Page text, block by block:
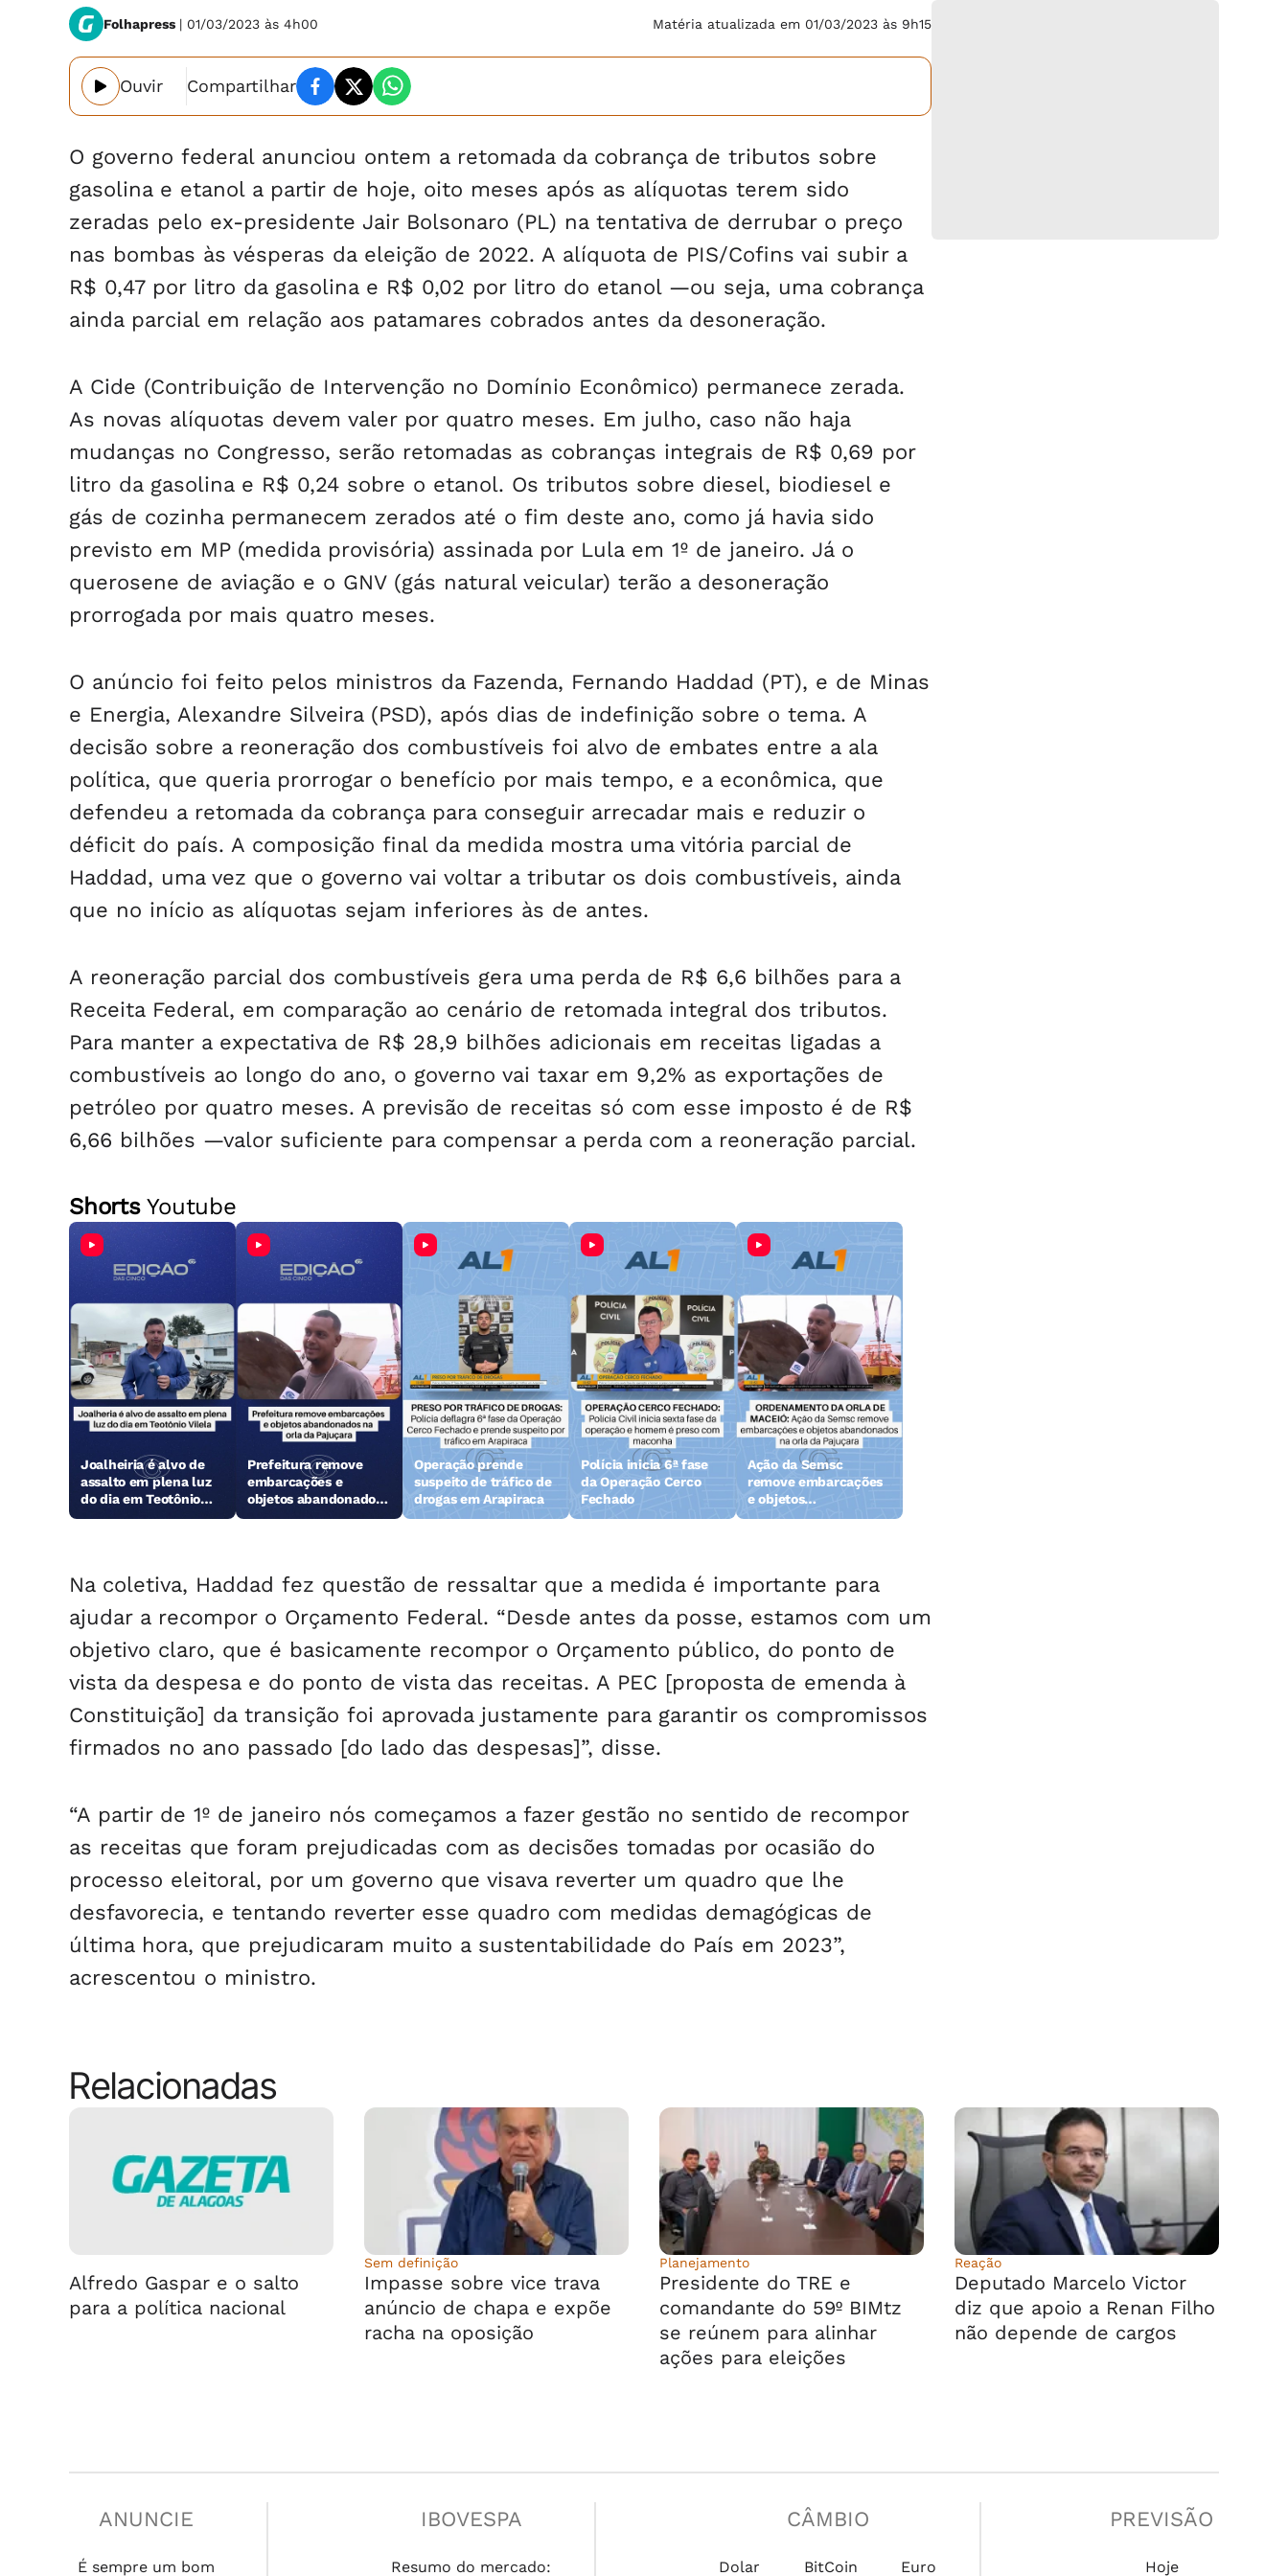
Folhapress | 01/03/2023 às 4h00 Matéria atualizada em 01/03/2023 às 9h15
Ouvir Compartilhar
O governo federal anunciou ontem a retomada da cobrança de tributos sobre
gasolina e etanol a partir de hoje, oito meses após as alíquotas terem sido
zeradas pelo ex-presidente Jair Bolsonaro (PL) na tentativa de derrubar o preço
nas bombas às vésperas da eleição de 2022. A alíquota de PIS/Cofins vai subir a
R$ 0,47 por litro da gasolina e R$ 0,02 por litro do etanol —ou seja, uma cobrança
ainda parcial em relação aos patamares cobrados antes da desoneração.
A Cide (Contribuição de Intervenção no Domínio Econômico) permanece zerada.
As novas alíquotas devem valer por quatro meses. Em julho, caso não haja
mudanças no Congresso, serão retomadas as cobranças integrais de R$ 0,69 por
litro da gasolina e R$ 0,24 sobre o etanol. Os tributos sobre diesel, biodiesel e
gás de cozinha permanecem zerados até o fim deste ano, como já havia sido
previsto em MP (medida provisória) assinada por Lula em 1º de janeiro. Já o
querosene de aviação e o GNV (gás natural veicular) terão a desoneração
prorrogada por mais quatro meses.
O anúncio foi feito pelos ministros da Fazenda, Fernando Haddad (PT), e de Minas
e Energia, Alexandre Silveira (PSD), após dias de indefinição sobre o tema. A
decisão sobre a reoneração dos combustíveis foi alvo de embates entre a ala
política, que queria prorrogar o benefício por mais tempo, e a econômica, que
defendeu a retomada da cobrança para conseguir arrecadar mais e reduzir o
déficit do país. A composição final da medida mostra uma vitória parcial de
Haddad, uma vez que o governo vai voltar a tributar os dois combustíveis, ainda
que no início as alíquotas sejam inferiores às de antes.
A reoneração parcial dos combustíveis gera uma perda de R$ 6,6 bilhões para a
Receita Federal, em comparação ao cenário de retomada integral dos tributos.
Para manter a expectativa de R$ 28,9 bilhões adicionais em receitas ligadas a
combustíveis ao longo do ano, o governo vai taxar em 9,2% as exportações de
petróleo por quatro meses. A previsão de receitas só com esse imposto é de R$
6,66 bilhões —valor suficiente para compensar a perda com a reoneração parcial.
ShortsYoutube
Joalheiria é alvo de
assalto em plena luz
do dia em Teotônio
Vilela
Prefeitura remove
embarcações e
objetos abandonados
na orla da Pajuçara
Operação prende
suspeito de tráfico de
drogas em Arapiraca
Polícia inicia 6ª fase
da Operação Cerco
Fechado
Ação da Semsc
remove embarcações
e objetos
abandonados na orla
Na coletiva, Haddad fez questão de ressaltar que a medida é importante para
ajudar a recompor o Orçamento Federal. “Desde antes da posse, estamos com um
objetivo claro, que é basicamente recompor o Orçamento público, do ponto de
vista da despesa e do ponto de vista das receitas. A PEC [proposta de emenda à
Constituição] da transição foi aprovada justamente para garantir os compromissos
firmados no ano passado [do lado das despesas]”, disse.
“A partir de 1º de janeiro nós começamos a fazer gestão no sentido de recompor
as receitas que foram prejudicadas com as decisões tomadas por ocasião do
processo eleitoral, por um governo que visava reverter um quadro que lhe
desfavorecia, e tentando reverter esse quadro com medidas demagógicas de
última hora, que prejudicaram muito a sustentabilidade do País em 2023”,
acrescentou o ministro.
Relacionadas
Alfredo Gaspar e o salto
para a política nacional
Sem definição
Impasse sobre vice trava
anúncio de chapa e expõe
racha na oposição
Planejamento
Presidente do TRE e
comandante do 59º BIMtz
se reúnem para alinhar
ações para eleições
Reação
Deputado Marcelo Victor
diz que apoio a Renan Filho
não depende de cargos
ANUNCIE
É sempre um bom
IBOVESPA
Resumo do mercado:
CÂMBIO
Dolar BitCoin Euro
PREVISÃO
Hoje